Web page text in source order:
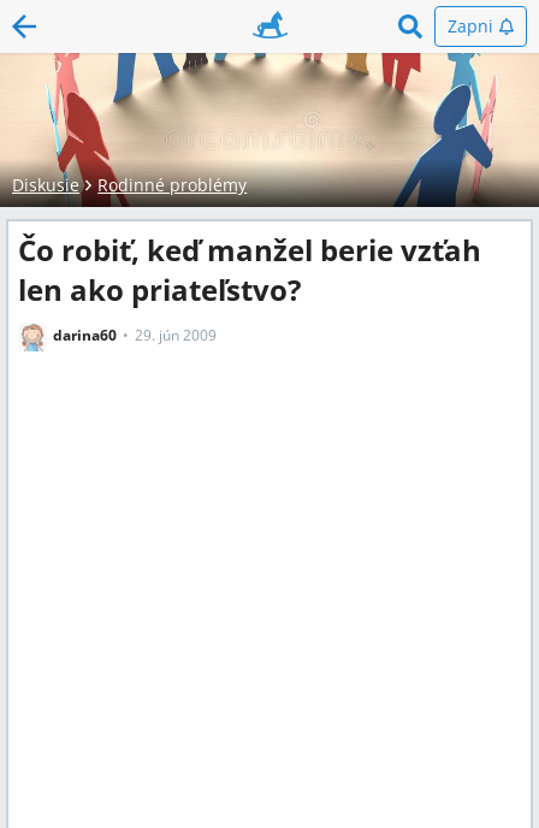
Zapni
Diskusie Rodinné problémy
Čo robiť, keď manžel berie vzťah
len ako priateľstvo?
darina60 29. jún 2009